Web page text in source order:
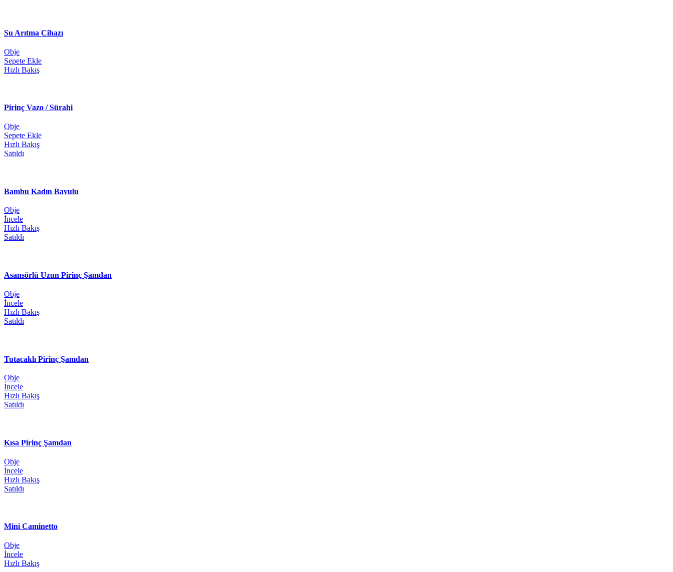
Su Arıtma Cihazı
Obje
Sepete Ekle
Hızlı Bakış
Pirinç Vazo / Sürahi
Obje
Sepete Ekle
Hızlı Bakış
Satıldı
Bambu Kadın Bavulu
Obje
İncele
Hızlı Bakış
Satıldı
Asansörlü Uzun Pirinç Şamdan
Obje
İncele
Hızlı Bakış
Satıldı
Tutacaklı Pirinç Şamdan
Obje
İncele
Hızlı Bakış
Satıldı
Kısa Pirinç Şamdan
Obje
İncele
Hızlı Bakış
Satıldı
Mini Caminetto
Obje
İncele
Hızlı Bakış